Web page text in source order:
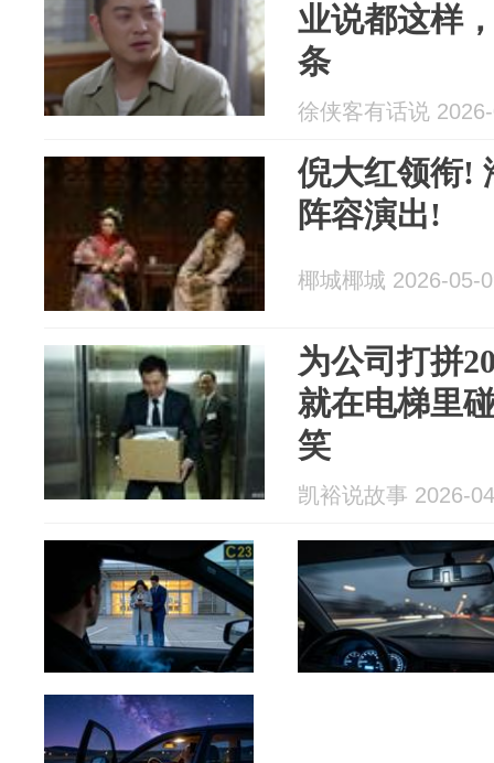
业说都这样
条
徐侠客有话说
倪大红领衔!
阵容演出!
椰城椰城 2026-05-
为公司打拼
就在电梯里
笑
凯裕说故事 2026-